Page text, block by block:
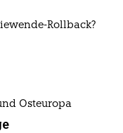
Rollback?
Osteuropa